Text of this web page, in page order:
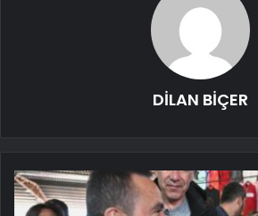
DİLAN BİÇER